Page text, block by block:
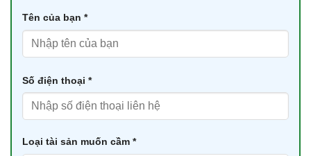
Tên của bạn *
Số điện thoại *
Loại tài sản muốn cầm *